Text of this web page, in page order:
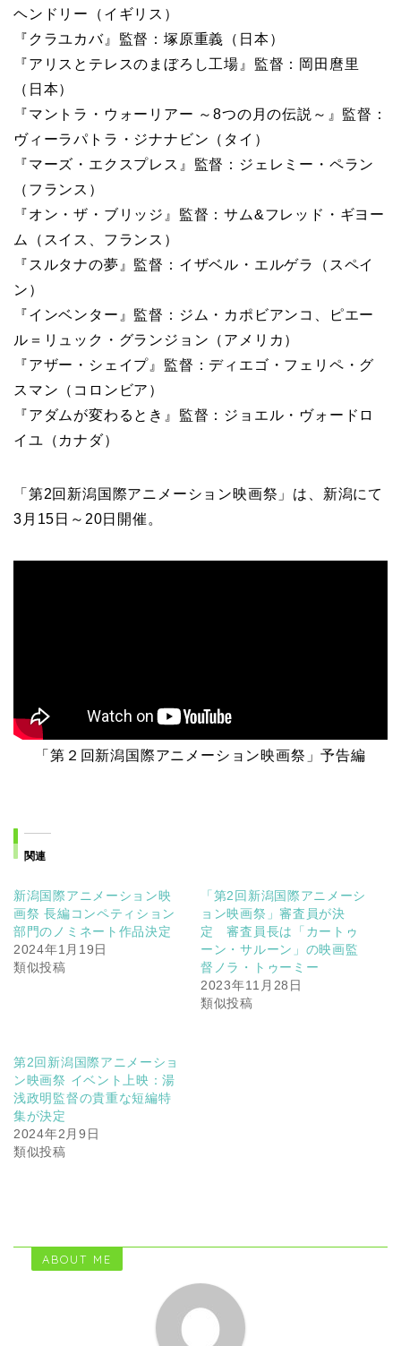
ヘンドリー（イギリス）
『クラユカバ』監督：塚原重義（日本）
『アリスとテレスのまぼろし工場』監督：岡田麿里
（日本）
『マントラ・ウォーリアー ～8つの月の伝説～』監督：
ヴィーラパトラ・ジナナビン（タイ）
『マーズ・エクスプレス』監督：ジェレミー・ペラン
（フランス）
『オン・ザ・ブリッジ』監督：サム&フレッド・ギヨー
ム（スイス、フランス）
『スルタナの夢』監督：イザベル・エルゲラ（スペイ
ン）
『インベンター』監督：ジム・カポビアンコ、ピエー
ル＝リュック・グランジョン（アメリカ）
『アザー・シェイプ』監督：ディエゴ・フェリペ・グ
スマン（コロンビア）
『アダムが変わるとき』監督：ジョエル・ヴォードロ
イユ（カナダ）
「第2回新潟国際アニメーション映画祭」は、新潟にて
3月15日～20日開催。
「第２回新潟国際アニメーション映画祭」予告編
関連
新潟国際アニメーション映
画祭 長編コンペティション
部門のノミネート作品決定
2024年1月19日
類似投稿
「第2回新潟国際アニメーシ
ョン映画祭」審査員が決
定 審査員長は「カートゥ
ーン・サルーン」の映画監
督ノラ・トゥーミー
2023年11月28日
類似投稿
第2回新潟国際アニメーショ
ン映画祭 イベント上映：湯
浅政明監督の貴重な短編特
集が決定
2024年2月9日
類似投稿
ABOUT ME